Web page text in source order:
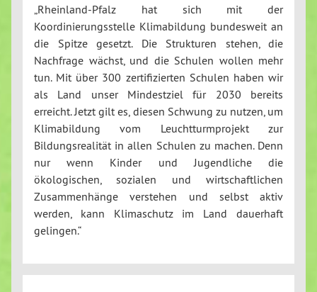
„Rheinland-Pfalz hat sich mit der
Koordinierungsstelle Klimabildung bundesweit an
die Spitze gesetzt. Die Strukturen stehen, die
Nachfrage wächst, und die Schulen wollen mehr
tun. Mit über 300 zertifizierten Schulen haben wir
als Land unser Mindestziel für 2030 bereits
erreicht. Jetzt gilt es, diesen Schwung zu nutzen, um
Klimabildung vom Leuchtturmprojekt zur
Bildungsrealität in allen Schulen zu machen. Denn
nur wenn Kinder und Jugendliche die
ökologischen, sozialen und wirtschaftlichen
Zusammenhänge verstehen und selbst aktiv
werden, kann Klimaschutz im Land dauerhaft
gelingen.“